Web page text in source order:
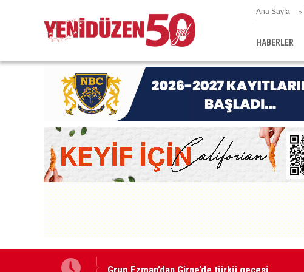
Ana Sayfa
HABERLER
EĞİTİM
Grup Ezman’dan Girne’de türkü gecesi